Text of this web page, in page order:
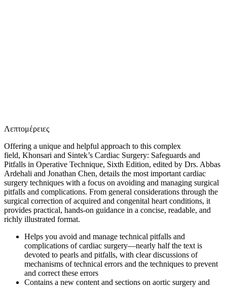
Λεπτομέρειες
Offering a unique and helpful approach to this complex
field, Khonsari and Sintek’s Cardiac Surgery: Safeguards and
Pitfalls in Operative Technique, Sixth Edition, edited by Drs. Abbas
Ardehali and Jonathan Chen, details the most important cardiac
surgery techniques with a focus on avoiding and managing surgical
pitfalls and complications. From general considerations through the
surgical correction of acquired and congenital heart conditions, it
provides practical, hands-on guidance in a concise, readable, and
richly illustrated format.
Helps you avoid and manage technical pitfalls and
complications of cardiac surgery—nearly half the text is
devoted to pearls and pitfalls, with clear discussions of
mechanisms of technical errors and the techniques to prevent
and correct these errors
Contains a new content and sections on aortic surgery and